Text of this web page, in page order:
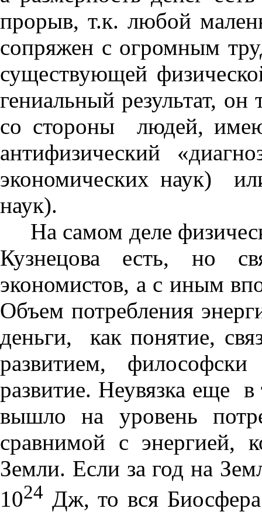
прорыв, т.к. любой
сопряжен с огромным
существующей
гениальный результат,
со стороны людей,
антифизический
экономических наук)
наук).
На самом деле
Кузнецова есть, но
экономистов, а с иным
Объем потребления
деньги, как понятие,
развитием,
развитие. Неувязка еще в
вышло на уровень
сравнимой с энергией,
Земли. Если за год на
1024 Дж, то вся Биосфера